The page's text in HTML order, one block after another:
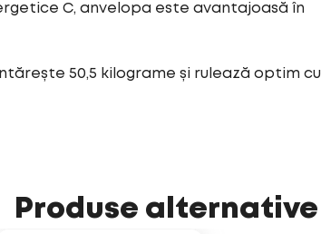
C, anvelopa este avantajoasă în
50,5 kilograme și rulează optim cu
Produse alternative